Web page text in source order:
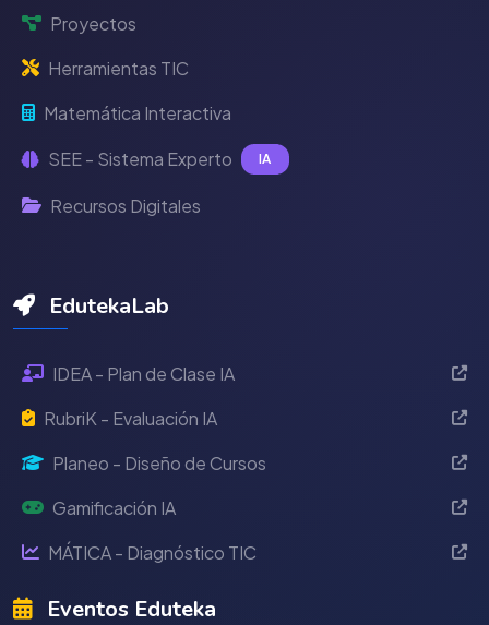
Proyectos
Herramientas TIC
Matemática Interactiva
SEE - Sistema Experto IA
Recursos Digitales
EdutekaLab
IDEA - Plan de Clase IA
RubriK - Evaluación IA
Planeo - Diseño de Cursos
Gamificación IA
MÁTICA - Diagnóstico TIC
Eventos Eduteka